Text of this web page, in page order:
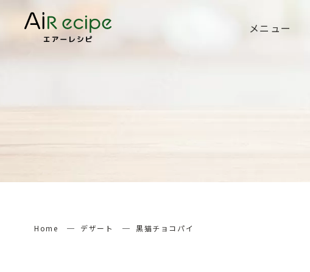
メニュー
Home デザート 黒猫チョコパイ